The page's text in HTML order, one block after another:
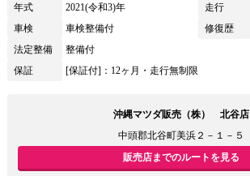
年式 2021(令和3)年 走行
車検
車検整備付 修復歴
法定整備
整備付
保証
[保証付]：12ヶ月・走行無制限
沖縄マツダ販売（株） 北谷店
中頭郡北谷町美浜２－１－５
販売店までのルートを見る